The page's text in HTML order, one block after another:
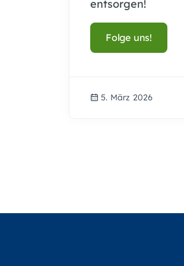
Folge uns!
5. März 2026